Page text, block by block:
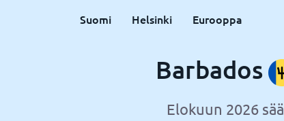
Suomi Helsinki Eurooppa
Barbados
Elokuun 2026 sää